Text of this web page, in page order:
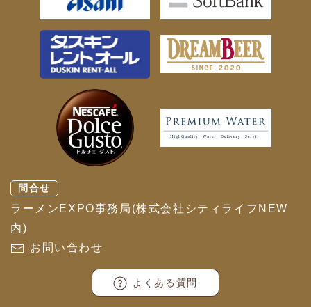
問合せ
ラーメンEXPO事務局(株式会社シティライフNEW
内)
お問い合わせ
よくある質問